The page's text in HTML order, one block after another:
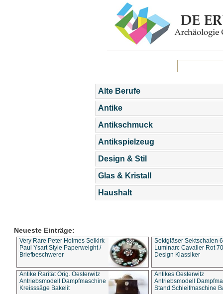
Alte Berufe
Antike
Antikschmuck
Antikspielzeug
Design & Stil
Glas & Kristall
Haushalt
Neueste Einträge:
Very Rare Peter Holmes Selkirk
Paul Ysart Style Paperweight /
Briefbeschwerer
Sektgläser Sektschalen
Luminarc Cavalier Rot
Design Klassiker
Antike Rarität Orig. Oesterwitz
Antriebsmodell Dampfmaschine
Kreisssäge Bakelit
Antikes Oesterwitz
Antriebsmodell
Stand Schleifmaschine